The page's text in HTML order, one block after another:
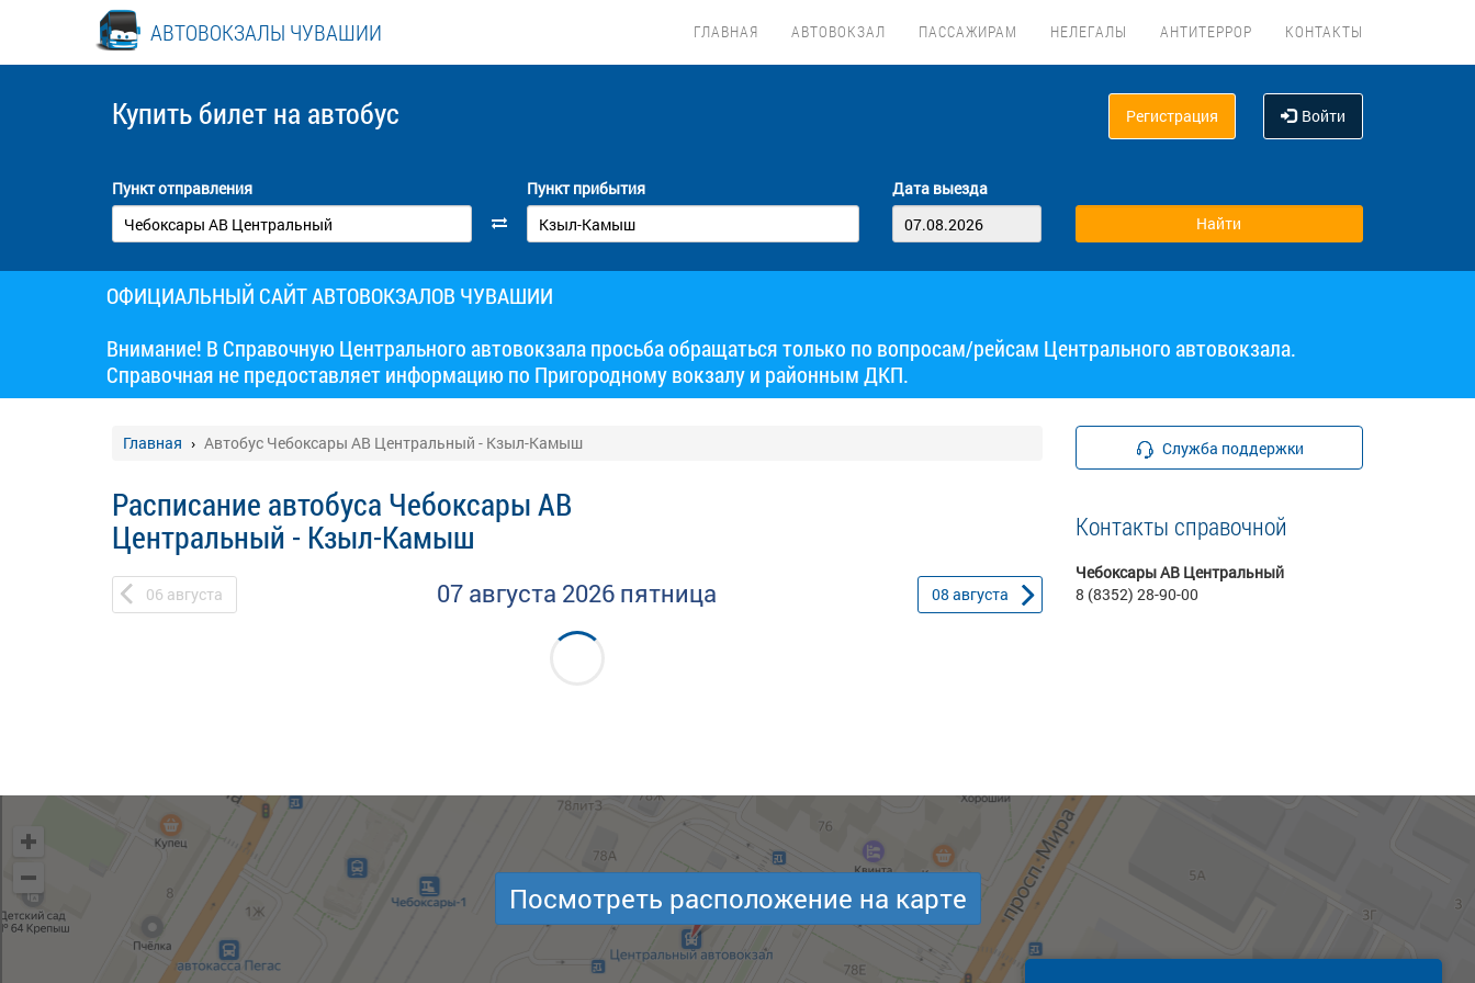
АВТОВОКЗАЛЫ ЧУВАШИИ ГЛАВНАЯ АВТОВОКЗАЛ ПАССАЖИРАМ НЕЛЕГАЛЫ АНТИТЕРРОР КОНТАКТЫ
Купить билет на автобус Регистрация Войти
Пункт отправления Пункт прибытия Дата выезда
ОФИЦИАЛЬНЫЙ САЙТ АВТОВОКЗАЛОВ ЧУВАШИИ
Внимание! В Справочную Центрального автовокзала просьба обращаться только по вопросам/рейсам Центрального автовокзала.
Справочная не предоставляет информацию по Пригородному вокзалу и районным ДКП.
Главная Автобус Чебоксары АВ Центральный - Кзыл-Камыш
Расписание автобуса Чебоксары АВ
Центральный - Кзыл-Камыш
06 августа 07 августа 2026 пятница 08 августа
Служба поддержки
Контакты справочной
Чебоксары АВ Центральный
8 (8352) 28-90-00
Посмотреть расположение на карте